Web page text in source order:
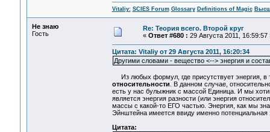
Vitaliy: SCIES Forum Glossary Definitions of Magic
Не знаю
Гость
Re: Теория всего. Второй круг
« Ответ #680 : 29 Августа 2011, 16:59:57
Цитата: Vitaliy от 29 Августа 2011, 16:20:34
Другими словами - вещество <--> энергия и
Из любых формул, где присутствует энергия, в
относительности . В данном случае,
есть у нас булыжник с массой Единица. И мы
является энергия разности (или энергия
массы с какой-то ЕГО частью. Энергия, как мы
Эйнштейна имеется ввиду именно потенциальная
Цитата: